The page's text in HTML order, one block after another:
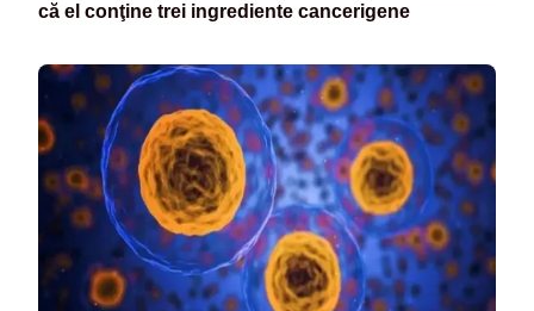
că el conţine trei ingrediente cancerigene